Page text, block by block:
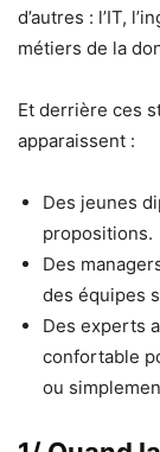
d’autres : l’IT,
métiers de la
Et derrière ces
apparaissent :
Des jeunes
propositions.
Des
des équipes
Des experts
confortable
ou